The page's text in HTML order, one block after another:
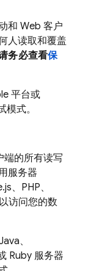
和 Web 客户
人读取和覆盖
务必查看保
平台或
式。
端的所有读写
服务器
、PHP、
访问您的数
、
Ruby 服务器